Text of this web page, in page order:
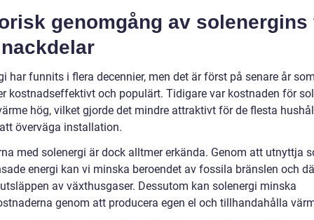
genomgång av solenergins
har funnits i flera decennier, men det är först på senare år
kostnadseffektivt och populärt. Tidigare var kostnaden för
hög, vilket gjorde det mindre attraktivt för de flesta
överväga installation.
med solenergi är dock alltmer erkända. Genom att utnyttja
energi kan vi minska beroendet av fossila bränslen och
av växthusgaser. Dessutom kan solenergi minska
genom att producera egen el och tillhandahålla